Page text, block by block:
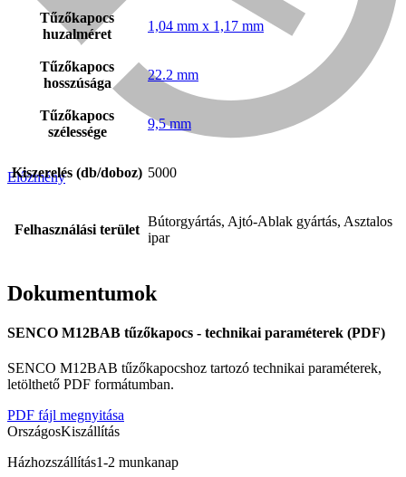
Előzmény
Tűzőkapocs
huzalméret
1,04 mm x 1,17 mm
Tűzőkapocs
hosszúsága
22.2 mm
Tűzőkapocs
szélessége
9,5 mm
Kiszerelés (db/doboz) 5000
Felhasználási terület
Bútorgyártás, Ajtó-Ablak gyártás, Asztalos
ipar
Dokumentumok
SENCO M12BAB tűzőkapocs - technikai paraméterek (PDF)
SENCO M12BAB tűzőkapocshoz tartozó technikai paraméterek,
letölthető PDF formátumban.
PDF fájl megnyitása
OrszágosKiszállítás
Házhozszállítás1-2 munkanap